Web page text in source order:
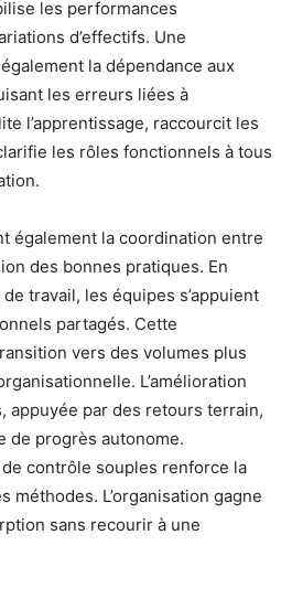
les performances
d’effectifs. Une
la dépendance aux
les erreurs liées à
l’apprentissage, raccourcit les
les rôles fonctionnels à tous
également la coordination entre
des bonnes pratiques. En
travail, les équipes s’appuient
partagés. Cette
vers des volumes plus
L’amélioration
appuyée par des retours terrain,
de progrès autonome.
contrôle souples renforce la
méthodes. L’organisation gagne
sans recourir à une